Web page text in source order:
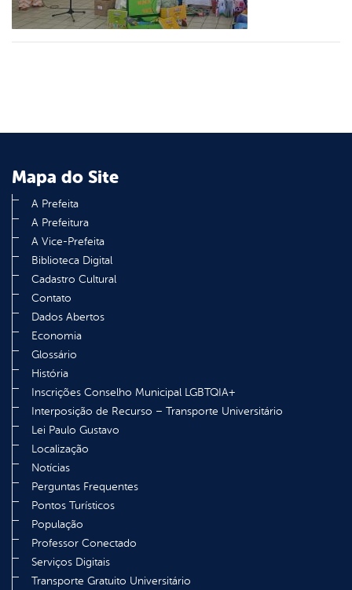
Mapa do Site
A Prefeita
A Prefeitura
A Vice-Prefeita
Biblioteca Digital
Cadastro Cultural
Contato
Dados Abertos
Economia
Glossário
História
Inscrições Conselho Municipal LGBTQIA+
Interposição de Recurso – Transporte Universitário
Lei Paulo Gustavo
Localização
Notícias
Perguntas Frequentes
Pontos Turísticos
População
Professor Conectado
Serviços Digitais
Transporte Gratuito Universitário